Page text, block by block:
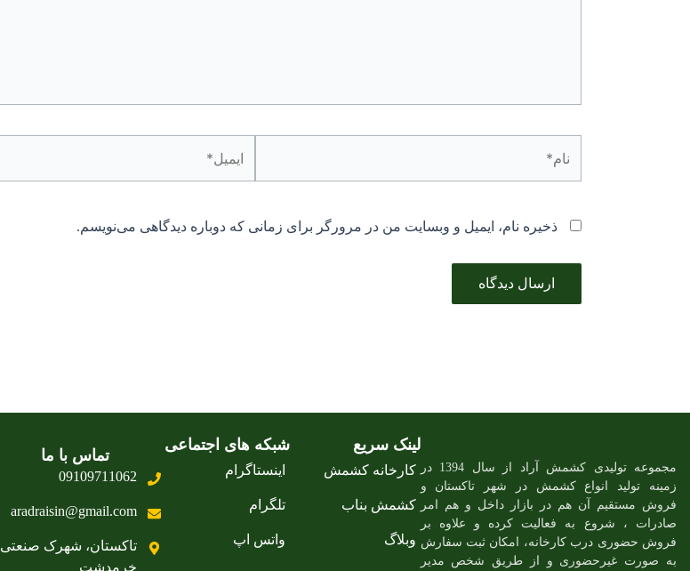
ذخیره نام، ایمیل و وبسایت من در مرورگر برای زمانی که دوباره دیدگاهی می‌نویسم.
مجموعه تولیدی کشمش آراد از سال 1394 در
زمینه تولید انواع کشمش در شهر تاکستان و
فروش مستقیم آن هم در بازار داخل و هم امر
صادرات ، شروع به فعالیت کرده و علاوه بر
فروش حضوری درب کارخانه، امکان ثبت سفارش
به صورت غیرحضوری و از طریق شخص مدیر
لینک سریع
کارخانه کشمش
کشمش بناب
وبلاگ
شبکه های اجتماعی
اینستاگرام
تلگرام
واتس اپ
تماس با ما
09109711062
aradraisin@gmail.com
تاکستان، شهرک صنعتی
خرمدشت